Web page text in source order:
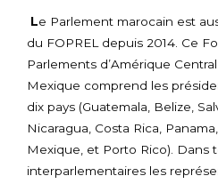
Le Parlement marocain est
du FOPREL depuis 2014. Ce
Parlements d’Amérique
Mexique comprend les
dix pays (Guatemala, Belize,
Nicaragua, Costa Rica,
Mexique, et Porto Rico). Dans
interparlementaires les